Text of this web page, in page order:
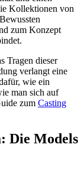
Kollektionen von
zum Konzept
Tragen dieser
verlangt eine
wie ein
man sich auf
zum Casting
Die Models